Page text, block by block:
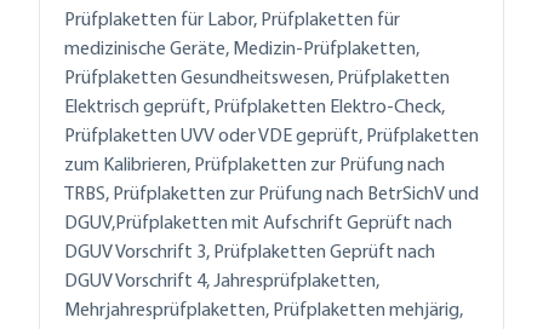
Prüfplaketten für Labor, Prüfplaketten für
medizinische Geräte, Medizin-Prüfplaketten,
Prüfplaketten Gesundheitswesen, Prüfplaketten
Elektrisch geprüft, Prüfplaketten Elektro-Check,
Prüfplaketten UVV oder VDE geprüft, Prüfplaketten
zum Kalibrieren, Prüfplaketten zur Prüfung nach
TRBS, Prüfplaketten zur Prüfung nach BetrSichV und
DGUV,Prüfplaketten mit Aufschrift Geprüft nach
DGUV Vorschrift 3, Prüfplaketten Geprüft nach
DGUV Vorschrift 4, Jahresprüfplaketten,
Mehrjahresprüfplaketten, Prüfplaketten mehjärig,